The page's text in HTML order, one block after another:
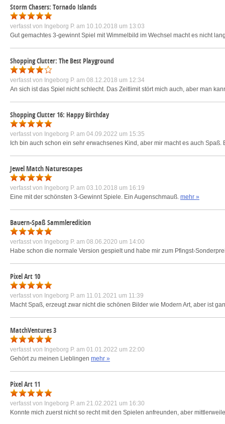
Storm Chasers: Tornado Islands
verfasst von Ingeborg P. am 10.10.2018 um 13:03
Gut gemachtes 3-gewinnt Spiel mit Wimmelbild im Wechsel macht es nicht
Shopping Clutter: The Best Playground
verfasst von Ingeborg P. am 08.12.2018 um 12:34
An sich ist das Spiel nicht schlecht. Das Zeitlimit stört mich auch, aber man
Shopping Clutter 16: Happy Birthday
verfasst von Ingeborg P. am 04.09.2022 um 15:35
Ich bin auch schon ein sehr erwachsenes Kind, aber mir macht es auch
Jewel Match Naturescapes
verfasst von Ingeborg P. am 03.10.2018 um 16:19
Eine mit der schönsten 3-Gewinnt Spiele. Ein Augenschmauß. mehr »
Bauern-Spaß Sammleredition
verfasst von Ingeborg P. am 08.06.2020 um 14:00
Habe schon die normale Version gespielt und habe mir zum Pfingst-
Pixel Art 10
verfasst von Ingeborg P. am 11.01.2021 um 11:39
Macht Spaß, erzeugt zwar nicht die schönen Bilder wie Modern Art, aber ist
MatchVentures 3
verfasst von Ingeborg P. am 01.01.2022 um 22:00
Gehört zu meinen Lieblingen mehr »
Pixel Art 11
verfasst von Ingeborg P. am 21.02.2021 um 16:30
Konnte mich zuerst nicht so recht mit den Spielen anfreunden, aber